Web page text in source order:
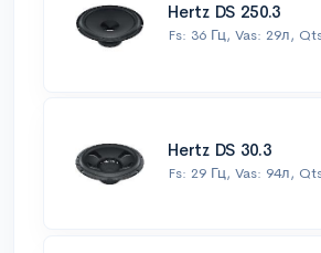
Hertz DS 250.3
Fs: 36 Гц, Vas: 29л,
Hertz DS 30.3
Fs: 29 Гц, Vas: 94л,